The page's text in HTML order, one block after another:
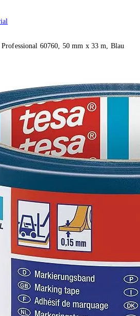
Professional 60760, 50 mm x 33 m, Blau